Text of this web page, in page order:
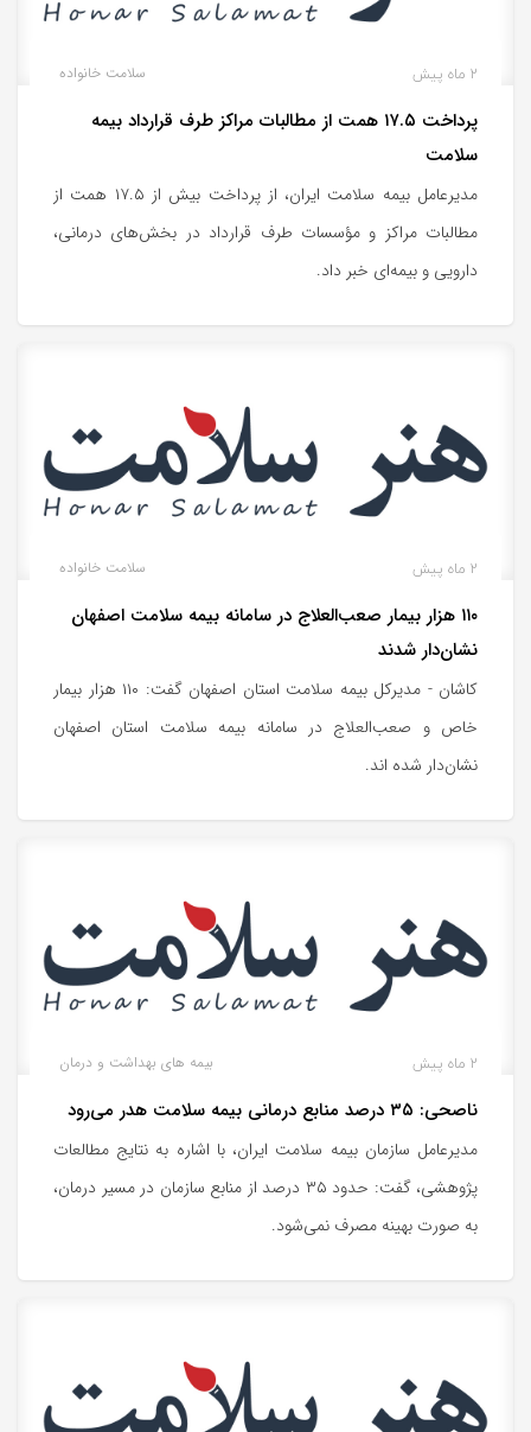
سلامت خانواده 2 ماه پیش
پرداخت ۱۷.۵ همت از مطالبات مراکز طرف قرارداد بیمه
سلامت
مدیرعامل بیمه سلامت ایران، از پرداخت بیش از ۱۷.۵ همت از
مطالبات مراکز و مؤسسات طرف قرارداد در بخش‌های درمانی،
دارویی و بیمه‌ای خبر داد.
سلامت خانواده 2 ماه پیش
۱۱۰ هزار بیمار صعب‌العلاج در سامانه بیمه سلامت اصفهان
نشان‌دار شدند
کاشان - مدیرکل بیمه سلامت استان اصفهان گفت: ۱۱۰ هزار بیمار
خاص و صعب‌العلاج در سامانه بیمه سلامت استان اصفهان
نشان‌دار شده اند.
بیمه های بهداشت و درمان 2 ماه پیش
ناصحی: ۳۵ درصد منابع درمانی بیمه سلامت هدر می‌رود
مدیرعامل سازمان بیمه سلامت ایران، با اشاره به نتایج مطالعات
پژوهشی، گفت: حدود ۳۵ درصد از منابع سازمان در مسیر درمان،
به‌ صورت بهینه مصرف نمی‌شود.